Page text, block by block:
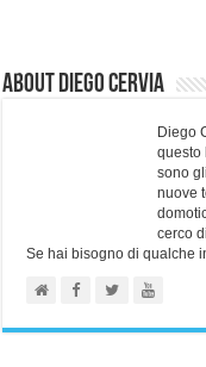
About Diego Cervia
Diego
questo
sono
nuove
cerco
Se hai bisogno di qualche